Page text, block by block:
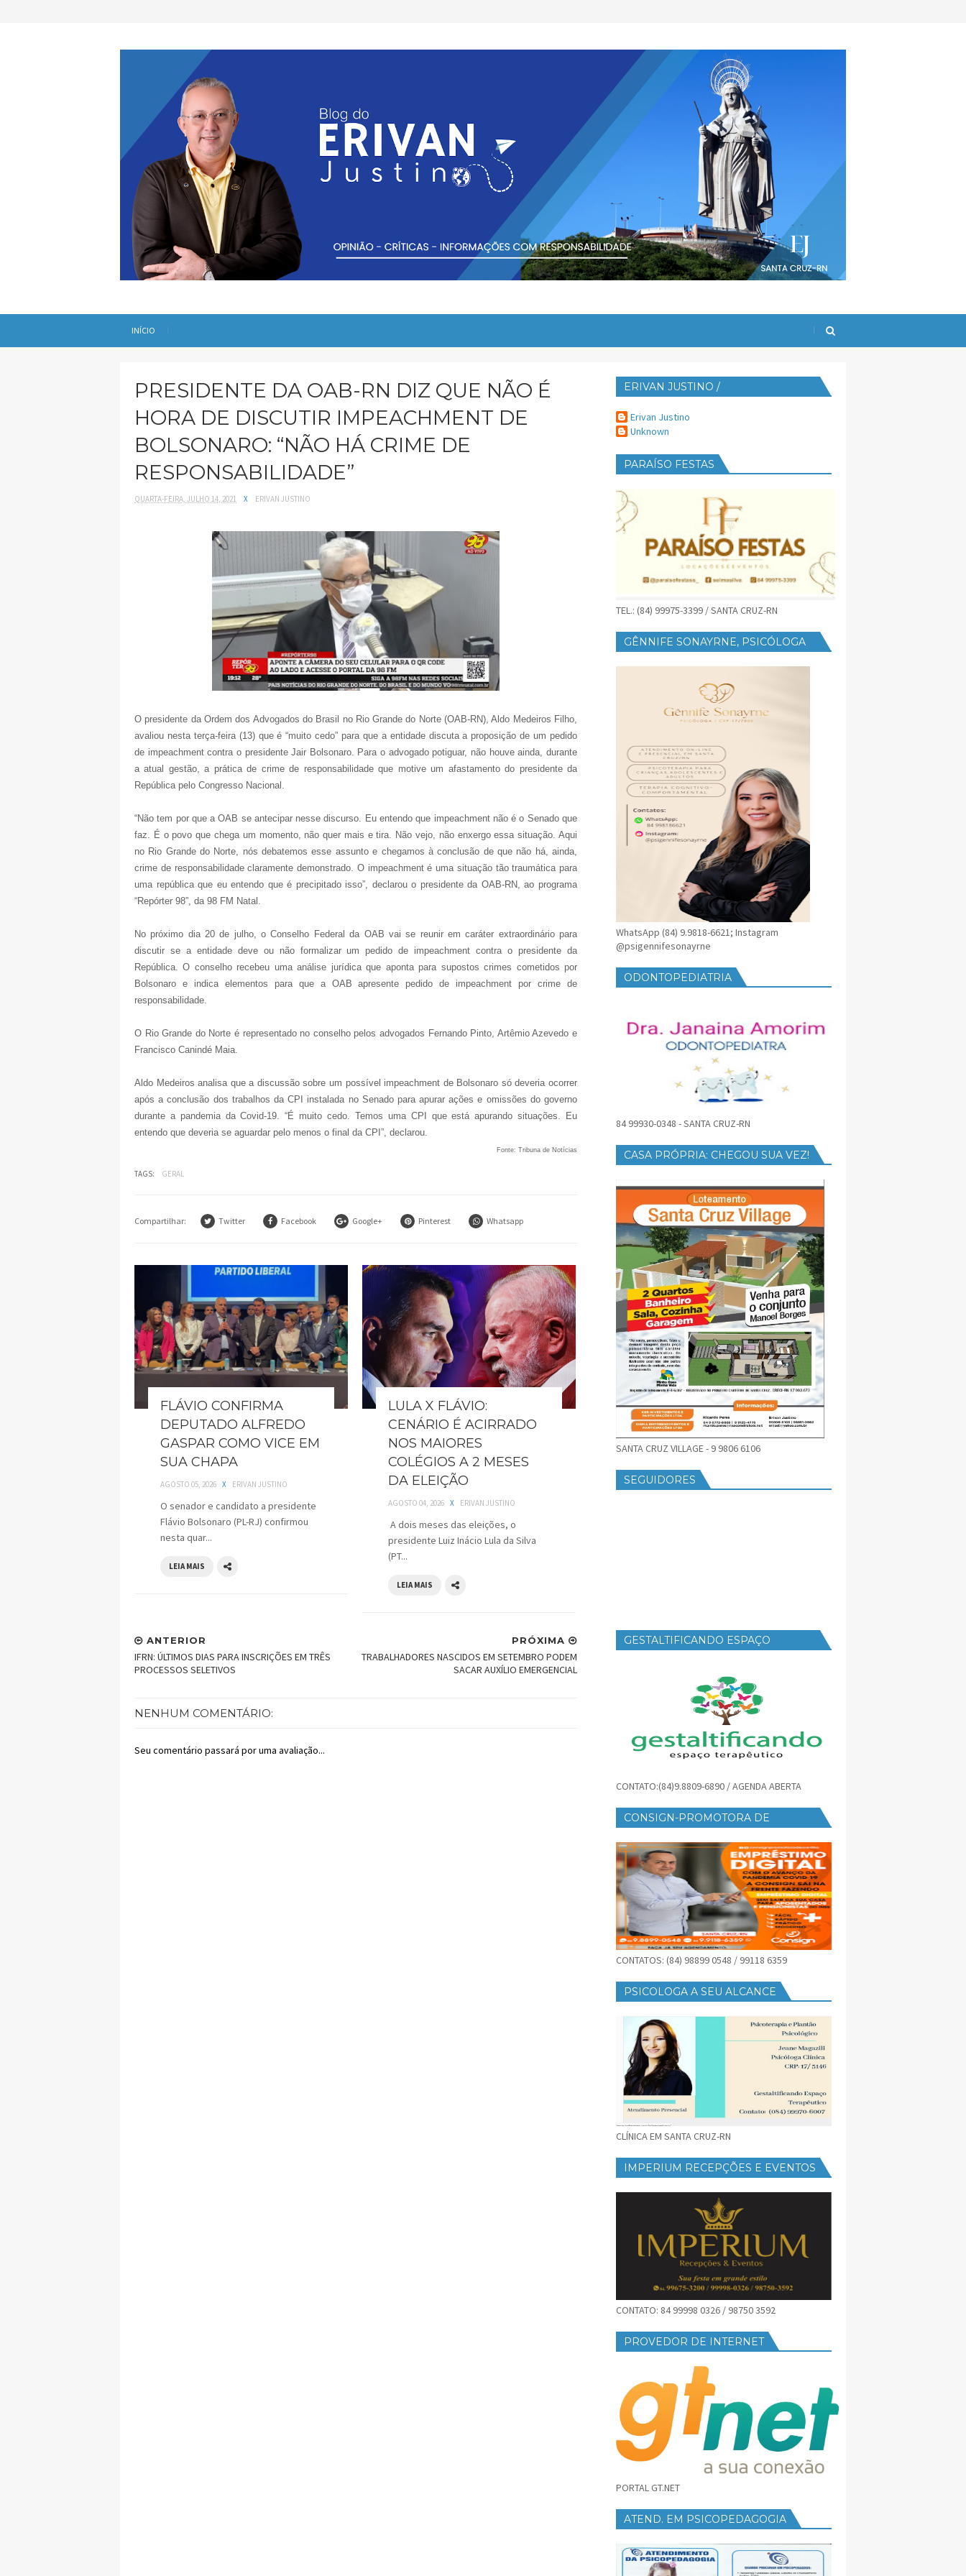
INÍCIO
PRESIDENTE DA OAB-RN DIZ QUE NÃO É
HORA DE DISCUTIR IMPEACHMENT DE
BOLSONARO: “NÃO HÁ CRIME DE
RESPONSABILIDADE”
QUARTA-FEIRA, JULHO 14, 2021 X ERIVAN JUSTINO
O presidente da Ordem dos Advogados do Brasil no Rio Grande do Norte (OAB-RN), Aldo Medeiros Filho,
avaliou nesta terça-feira (13) que é “muito cedo” para que a entidade discuta a proposição de um pedido
de impeachment contra o presidente Jair Bolsonaro. Para o advogado potiguar, não houve ainda, durante
a atual gestão, a prática de crime de responsabilidade que motive um afastamento do presidente da
República pelo Congresso Nacional.
“Não tem por que a OAB se antecipar nesse discurso. Eu entendo que impeachment não é o Senado que
faz. É o povo que chega um momento, não quer mais e tira. Não vejo, não enxergo essa situação. Aqui
no Rio Grande do Norte, nós debatemos esse assunto e chegamos à conclusão de que não há, ainda,
crime de responsabilidade claramente demonstrado. O impeachment é uma situação tão traumática para
uma república que eu entendo que é precipitado isso”, declarou o presidente da OAB-RN, ao programa
“Repórter 98”, da 98 FM Natal.
No próximo dia 20 de julho, o Conselho Federal da OAB vai se reunir em caráter extraordinário para
discutir se a entidade deve ou não formalizar um pedido de impeachment contra o presidente da
República. O conselho recebeu uma análise jurídica que aponta para supostos crimes cometidos por
Bolsonaro e indica elementos para que a OAB apresente pedido de impeachment por crime de
responsabilidade.
O Rio Grande do Norte é representado no conselho pelos advogados Fernando Pinto, Artêmio Azevedo e
Francisco Canindé Maia.
Aldo Medeiros analisa que a discussão sobre um possível impeachment de Bolsonaro só deveria ocorrer
após a conclusão dos trabalhos da CPI instalada no Senado para apurar ações e omissões do governo
durante a pandemia da Covid-19. “É muito cedo. Temos uma CPI que está apurando situações. Eu
entendo que deveria se aguardar pelo menos o final da CPI”, declarou.
Fonte: Tribuna de Notícias
TAGS: GERAL
Compartilhar: Twitter Facebook Google+ Pinterest Whatsapp
FLÁVIO CONFIRMA
DEPUTADO ALFREDO
GASPAR COMO VICE EM
SUA CHAPA
AGOSTO 05, 2026 X ERIVAN JUSTINO
O senador e candidato a presidente
Flávio Bolsonaro (PL-RJ) confirmou
nesta quar...
LEIA MAIS
LULA X FLÁVIO:
CENÁRIO É ACIRRADO
NOS MAIORES
COLÉGIOS A 2 MESES
DA ELEIÇÃO
AGOSTO 04, 2026 X ERIVAN JUSTINO
A dois meses das eleições, o
presidente Luiz Inácio Lula da Silva
(PT...
LEIA MAIS
PRÓXIMA
TRABALHADORES NASCIDOS EM SETEMBRO PODEM
SACAR AUXÍLIO EMERGENCIAL
ANTERIOR
IFRN: ÚLTIMOS DIAS PARA INSCRIÇÕES EM TRÊS
PROCESSOS SELETIVOS
NENHUM COMENTÁRIO:
Seu comentário passará por uma avaliação...
ERIVAN JUSTINO /
Erivan Justino
Unknown
PARAÍSO FESTAS
TEL.: (84) 99975-3399 / SANTA CRUZ-RN
GÊNNIFE SONAYRNE, PSICÓLOGA
WhatsApp (84) 9.9818-6621; Instagram
@psigennifesonayrne
ODONTOPEDIATRIA
84 99930-0348 - SANTA CRUZ-RN
CASA PRÓPRIA: CHEGOU SUA VEZ!
SANTA CRUZ VILLAGE - 9 9806 6106
SEGUIDORES
GESTALTIFICANDO ESPAÇO
CONTATO:(84)9.8809-6890 / AGENDA ABERTA
CONSIGN-PROMOTORA DE
CONTATOS: (84) 98899 0548 / 99118 6359
PSICOLOGA A SEU ALCANCE
CLÍNICA EM SANTA CRUZ-RN
IMPERIUM RECEPÇÕES E EVENTOS
CONTATO: 84 99998 0326 / 98750 3592
PROVEDOR DE INTERNET
PORTAL GT.NET
ATEND. EM PSICOPEDAGOGIA